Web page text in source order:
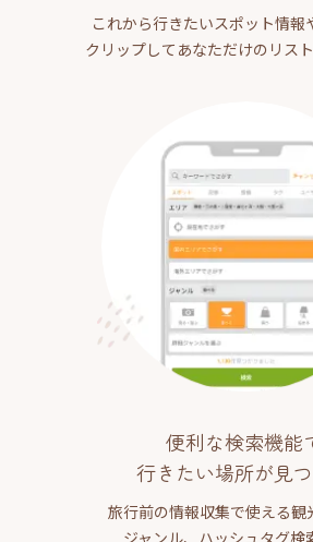
これから行きたいスポット情報
クリップしてあなただけのリスト
便利な検索機能
行きたい場所が見
旅行前の情報収集で使える観